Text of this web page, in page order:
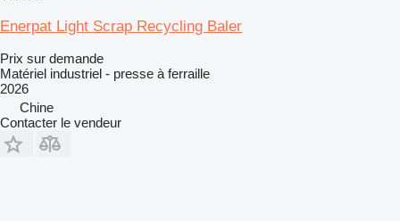
Enerpat Light Scrap Recycling Baler
Prix sur demande
Matériel industriel - presse à ferraille
2026
Chine
Contacter le vendeur